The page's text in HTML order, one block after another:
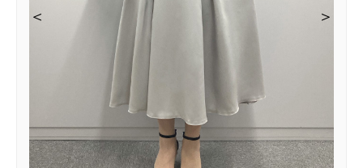
＜ ＞
＜ ＞
＜ ＞
＜ ＞
＜ ＞